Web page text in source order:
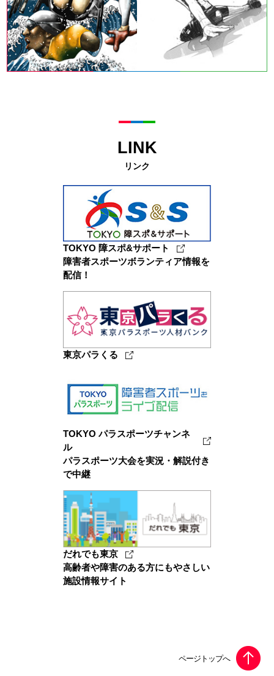
LINK
リンク
TOKYO 障スポ&サポート
障害者スポーツボランティア情報を
配信！
東京パラくる
TOKYO パラスポーツチャンネ
ル
パラスポーツ大会を実況・解説付き
で中継
だれでも東京
高齢者や障害のある方にもやさしい
施設情報サイト